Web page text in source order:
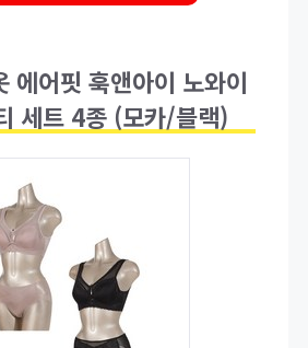
에어핏 훅앤아이 노와이
세트 4종 (모카/블랙)